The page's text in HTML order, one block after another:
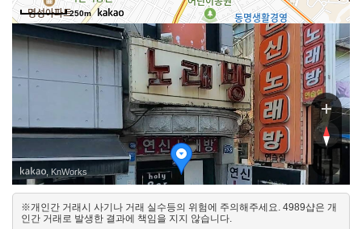
250m 길
길
남서
북동
, KnWorks
※개인간 거래시 사기나 거래 실수등의 위험에 주의해주세요. 4989샵은 개
인간 거래로 발생한 결과에 책임을 지지 않습니다.